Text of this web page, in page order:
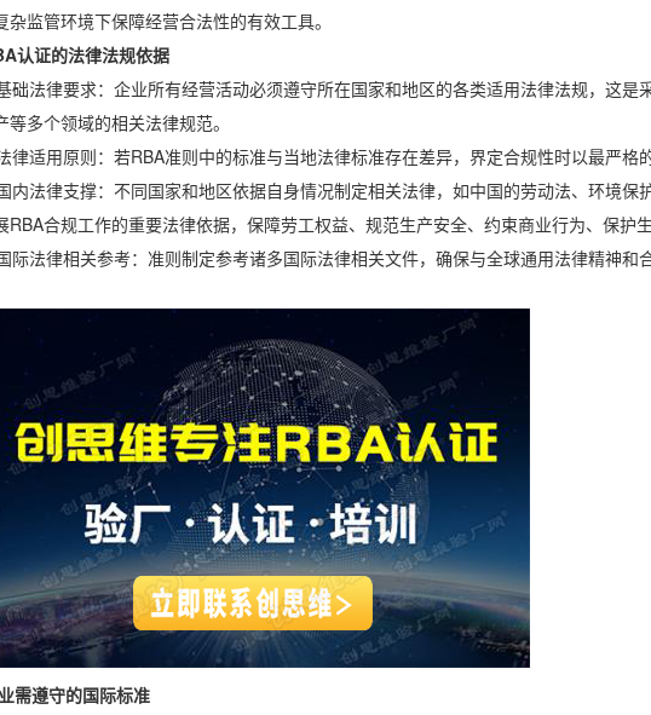
杂监管环境下保障经营合法性的有效工具。
认证的法律法规依据
律要求：企业所有经营活动必须遵守所在国家和地区的各类适用法律法规，这是
等多个领域的相关法律规范。
用原则：若RBA准则中的标准与当地法律标准存在差异，界定合规性时以最严格
律支撑：不同国家和地区依据自身情况制定相关法律，如中国的劳动法、环境保
RBA合规工作的重要法律依据，保障劳工权益、规范生产安全、约束商业行为、保护生
律相关参考：准则制定参考诸多国际法律相关文件，确保与全球通用法律精神和
需遵守的国际标准